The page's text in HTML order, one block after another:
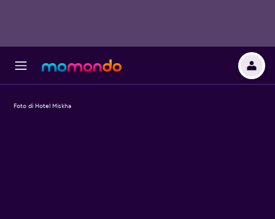
Foto di Hotel Miskha